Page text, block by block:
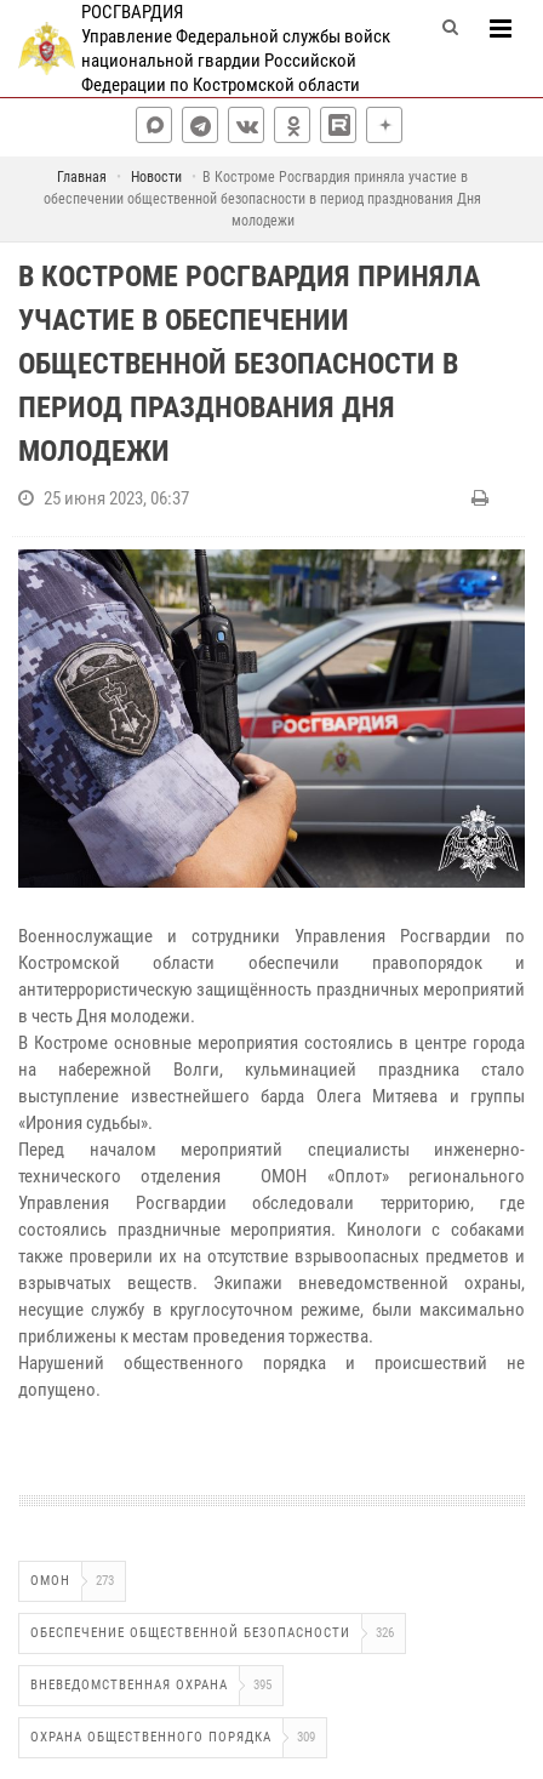
РОСГВАРДИЯ
Управление Федеральной службы войск
национальной гвардии Российской
Федерации по Костромской области
Главная Новости
В Костроме Росгвардия приняла участие в
обеспечении общественной безопасности в период празднования Дня
молодежи
В КОСТРОМЕ РОСГВАРДИЯ ПРИНЯЛА
УЧАСТИЕ В ОБЕСПЕЧЕНИИ
ОБЩЕСТВЕННОЙ БЕЗОПАСНОСТИ В
ПЕРИОД ПРАЗДНОВАНИЯ ДНЯ
МОЛОДЕЖИ
25 июня 2023, 06:37
Военнослужащие и сотрудники Управления Росгвардии по
Костромской области обеспечили правопорядок и
антитеррористическую защищённость праздничных мероприятий
в честь Дня молодежи.
В Костроме основные мероприятия состоялись в центре города
на набережной Волги, кульминацией праздника стало
выступление известнейшего барда Олега Митяева и группы
«Ирония судьбы».
Перед началом мероприятий специалисты инженерно-
технического отделения ОМОН «Оплот» регионального
Управления Росгвардии обследовали территорию, где
состоялись праздничные мероприятия. Кинологи с собаками
также проверили их на отсутствие взрывоопасных предметов и
взрывчатых веществ. Экипажи вневедомственной охраны,
несущие службу в круглосуточном режиме, были максимально
приближены к местам проведения торжества.
Нарушений общественного порядка и происшествий не
допущено.
ОМОН 273
ОБЕСПЕЧЕНИЕ ОБЩЕСТВЕННОЙ БЕЗОПАСНОСТИ 326
ВНЕВЕДОМСТВЕННАЯ ОХРАНА 395
ОХРАНА ОБЩЕСТВЕННОГО ПОРЯДКА 309